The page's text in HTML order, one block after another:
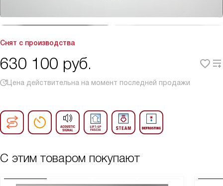
Снят с производства
630 100 руб.
Цена действительна на момент последней продажи
С этим товаром покупают